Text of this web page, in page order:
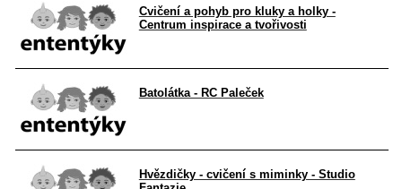
Cvičení a pohyb pro kluky a holky -
Centrum inspirace a tvořivosti
Batolátka - RC Paleček
Hvězdičky - cvičení s miminky - Studio